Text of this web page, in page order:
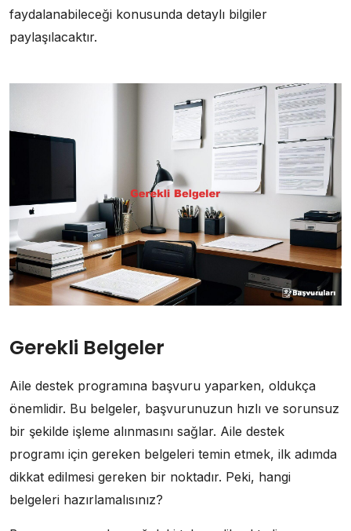
faydalanabileceği konusunda detaylı bilgiler
paylaşılacaktır.
Gerekli Belgeler
Aile destek programına başvuru yaparken, oldukça
önemlidir. Bu belgeler, başvurunuzun hızlı ve sorunsuz
bir şekilde işleme alınmasını sağlar. Aile destek
programı için gereken belgeleri temin etmek, ilk adımda
dikkat edilmesi gereken bir noktadır. Peki, hangi
belgeleri hazırlamalısınız?